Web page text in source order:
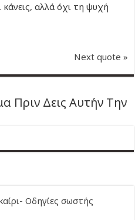
κάνεις, αλλά όχι τη ψυχή
Next quote »
Πριν Δεις Αυτήν Την
Οδηγίες σωστής